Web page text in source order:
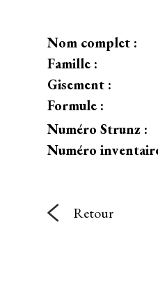
Nom complet :
Famille :
Gisement :
Formule :
Numéro Strunz :
Numéro
Retour